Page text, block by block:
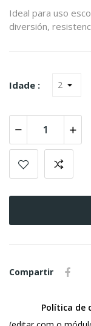
Ideal para uso
diversión,
Idade :
Compartir
Política de